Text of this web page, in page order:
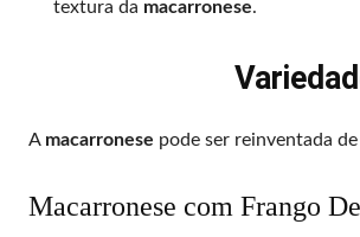
textura da macarronese.
A macarronese pode ser reinventada
Macarronese com Frango